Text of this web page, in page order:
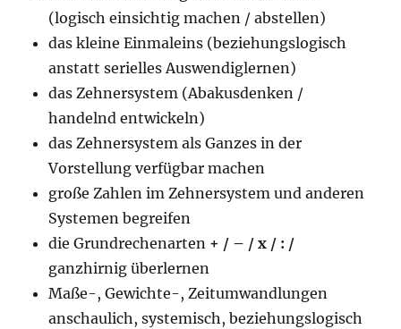
(logisch einsichtig machen / abstellen)
das kleine Einmaleins (beziehungslogisch
anstatt serielles Auswendiglernen)
das Zehnersystem (Abakusdenken /
handelnd entwickeln)
das Zehnersystem als Ganzes in der
Vorstellung verfügbar machen
große Zahlen im Zehnersystem und anderen
Systemen begreifen
die Grundrechenarten + / – / x / : /
ganzhirnig überlernen
Maße-, Gewichte-, Zeitumwandlungen
anschaulich, systemisch, beziehungslogisch